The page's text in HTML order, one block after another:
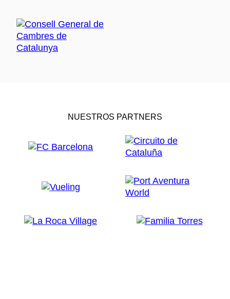
NUESTROS PARTNERS